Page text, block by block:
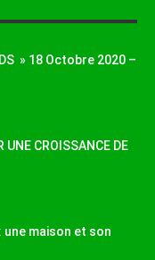
» 18 Octobre 2020 –
UNE CROISSANCE DE
une maison et son